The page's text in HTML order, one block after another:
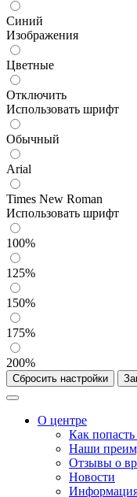
Синий
Изображения
Цветные
Отключить
Использовать шрифт
Обычный
Arial
Times New Roman
Использовать шрифт
100%
125%
150%
175%
200%
Сбросить настройки
О центре
Как
Наши
Отзывы о
Новости